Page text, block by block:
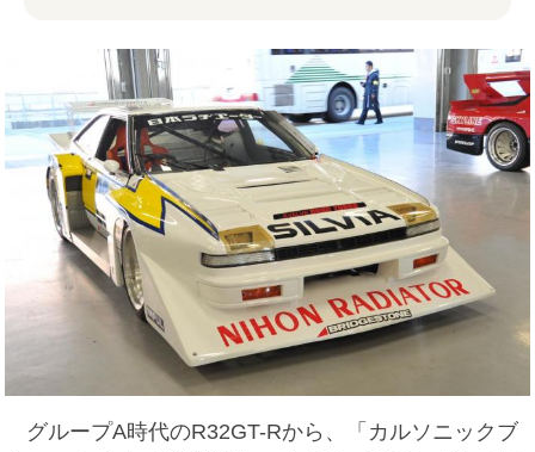
グループA時代のR32GT-Rから、「カルソニックブ